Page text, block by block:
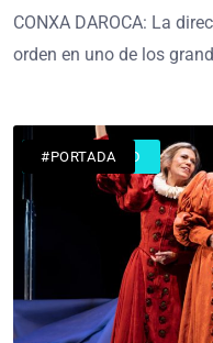
CONXA DAROCA: La
orden en uno de los
#ACTUALIDAD
#PORTADA